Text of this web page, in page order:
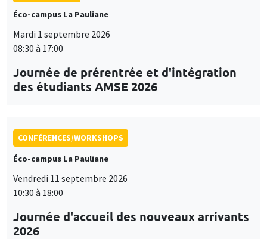
Éco-campus La Pauliane
Mardi 1 septembre 2026
08:30 à 17:00
Journée de prérentrée et d'intégration
des étudiants AMSE 2026
CONFÉRENCES/WORKSHOPS
Éco-campus La Pauliane
Vendredi 11 septembre 2026
10:30 à 18:00
Journée d'accueil des nouveaux arrivants
2026